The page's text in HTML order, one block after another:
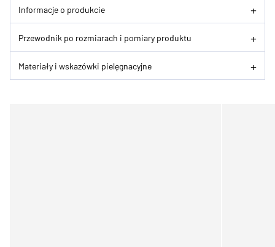
Informacje o produkcie
Przewodnik po rozmiarach i pomiary produktu
Materiały i wskazówki pielęgnacyjne